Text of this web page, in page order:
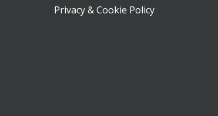
Privacy & Cookie Policy